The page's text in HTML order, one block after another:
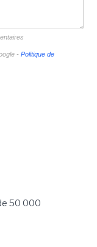
- Politique de
50 000